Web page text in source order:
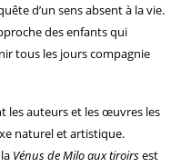
d’un sens absent à la vie.
des enfants qui
tous les jours compagnie
les auteurs et les œuvres les
naturel et artistique.
Vénus de Milo aux tiroirsest